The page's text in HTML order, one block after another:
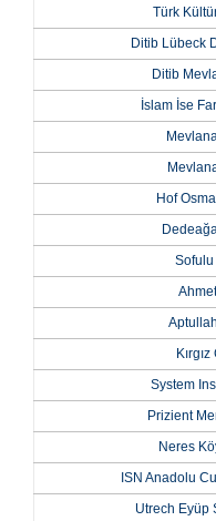
Türk
Ditib Lübeck
Ditib
İslam İse
Hof
Sofulu
System
Prizient
Neres
ISN Anadolu
Utrech Eyüp